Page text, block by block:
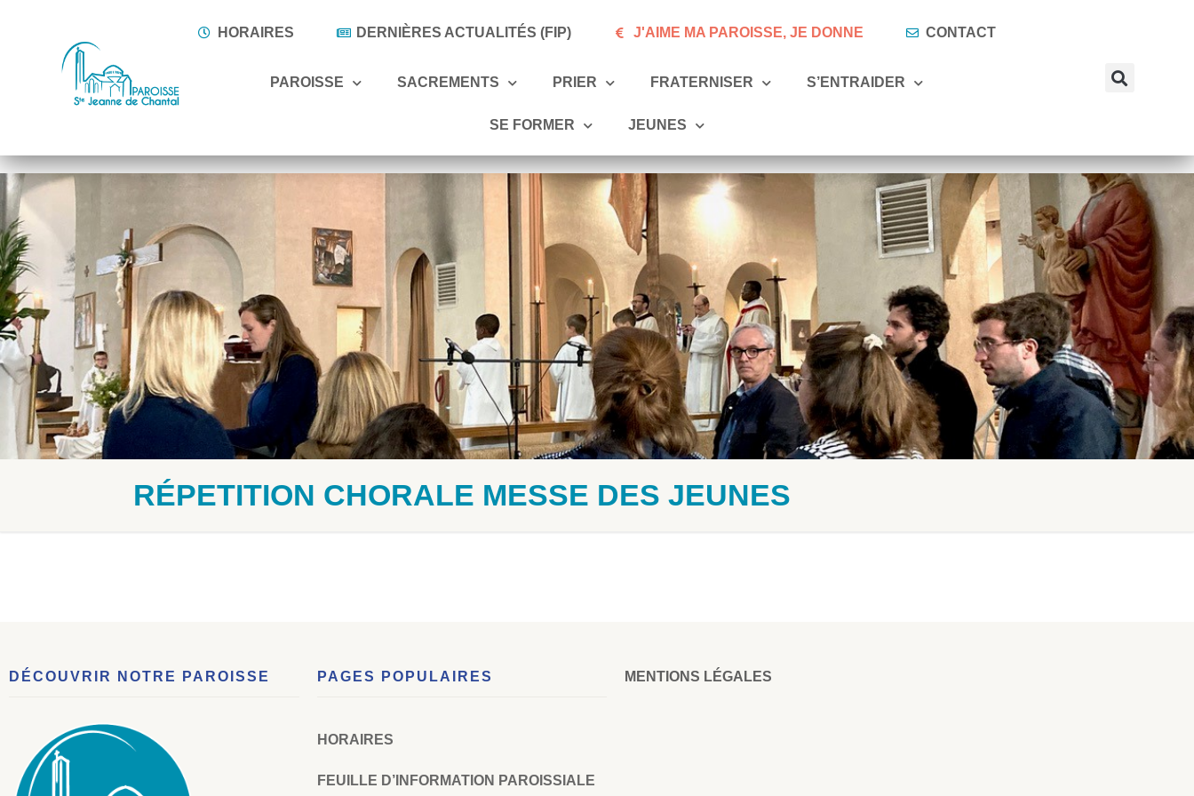
HORAIRES DERNIÈRES ACTUALITÉS (FIP) J'AIME MA PAROISSE, JE DONNE CONTACT
PAROISSE SACREMENTS PRIER FRATERNISER S’ENTRAIDER
SE FORMER JEUNES
RÉPETITION CHORALE MESSE DES JEUNES
DÉCOUVRIR NOTRE PAROISSE PAGES POPULAIRES
HORAIRES
FEUILLE D’INFORMATION PAROISSIALE
MENTIONS LÉGALES